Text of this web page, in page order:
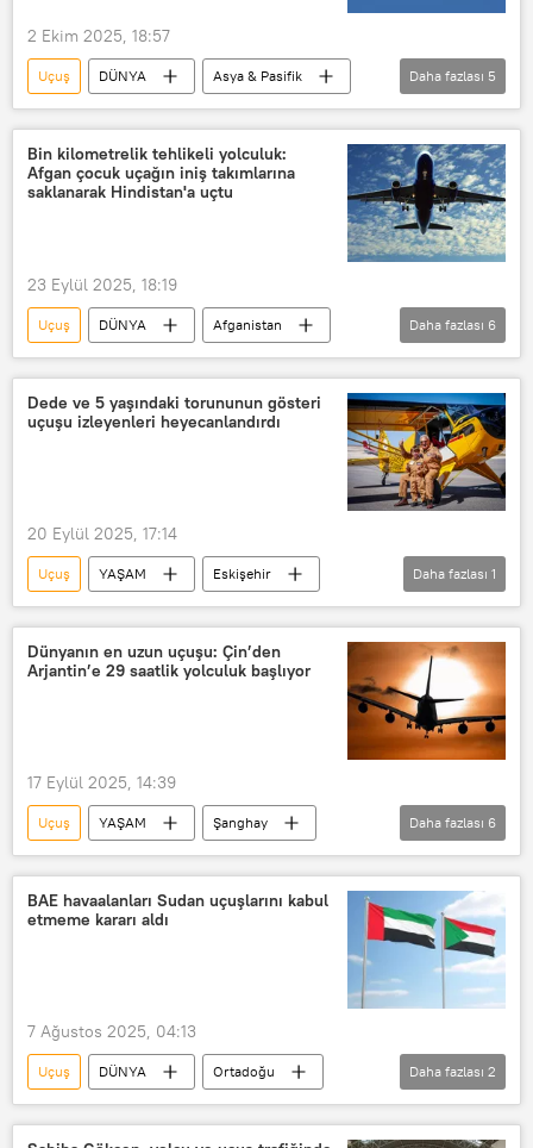
2 Ekim 2025, 18:57
Uçuş DÜNYA
Asya & Pasifik
Yeni Delhi
Guangzhou
Çin
Air India
Hindistan
Daha fazlası 5
Bin kilometrelik tehlikeli yolculuk:
Afgan çocuk uçağın iniş takımlarına
saklanarak Hindistan'a uçtu
23 Eylül 2025, 18:19
Uçuş DÜNYA
Afganistan
Hindistan
Kabil
Delhi
Uçak
Kaçak iniş takımı
Daha fazlası 6
Dede ve 5 yaşındaki torununun gösteri
uçuşu izleyenleri heyecanlandırdı
20 Eylül 2025, 17:14
Uçuş YAŞAM
Eskişehir
uçuşlar
Daha fazlası 1
Dünyanın en uzun uçuşu: Çin’den
Arjantin’e 29 saatlik yolculuk başlıyor
17 Eylül 2025, 14:39
Uçuş YAŞAM
Şanghay
Antarktika
China Eastern Airlines
Buones Aires
Auckland
Yeni Zelanda
Daha fazlası 6
BAE havaalanları Sudan uçuşlarını kabul
etmeme kararı aldı
7 Ağustos 2025, 04:13
Uçuş DÜNYA
Ortadoğu
Sudan
Birleşik Arap Emirlikleri (BAE)
Daha fazlası 2